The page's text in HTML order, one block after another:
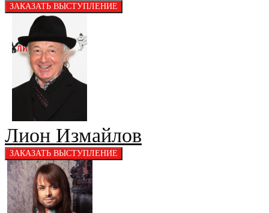
Лион Измайлов